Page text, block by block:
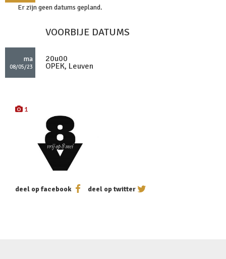
Er zijn geen datums gepland.
VOORBIJE DATUMS
ma
08/05/23
20u00
OPEK, Leuven
1
deel op facebook deel op twitter